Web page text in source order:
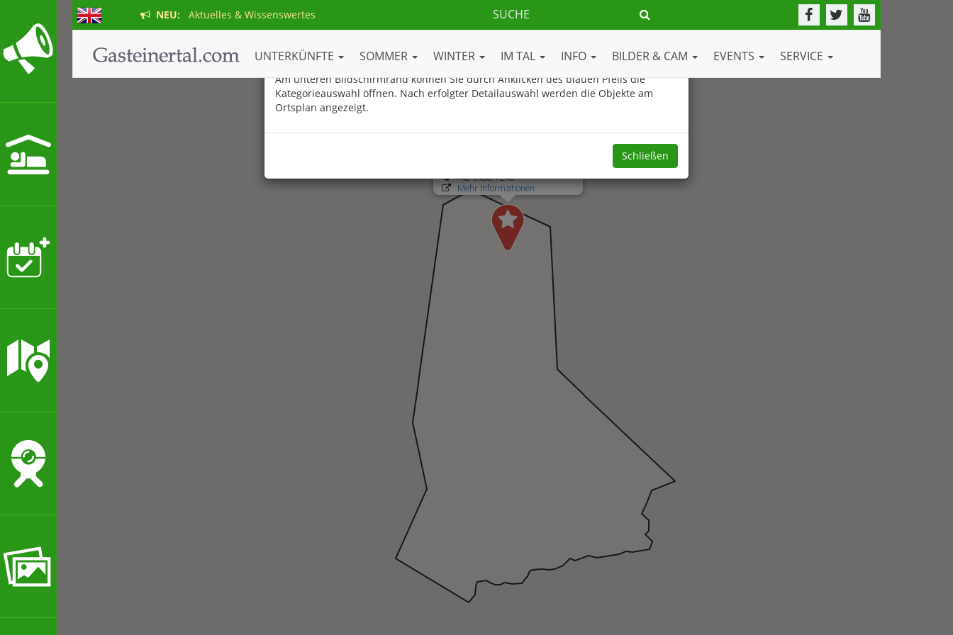
NEU: Aktuelles & Wissenswertes
UNTERKÜNFTE SOMMER WINTER IM TAL INFO BILDER & CAM EVENTS SERVICE
Oster-Kinderfest in Dorfgastein
+43 6433 7248
Mehr Informationen
Am unteren Bildschirmrand können Sie durch Anklicken des blauen Pfeils die
Kategorieauswahl öffnen. Nach erfolgter Detailauswahl werden die Objekte am
Ortsplan angezeigt.
Schließen